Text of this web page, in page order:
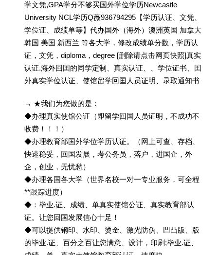
学文凭,GPA学分不够买国外学位学历Newcastle
University NCL学历Q薇936794295【学历认证、文凭、
学位证、成绩单等】代办国外（海外）澳洲英国 加拿大
韩国 美国 新西兰 等各大学，修改成绩单分数，学历认
证，文凭，diploma，degree [删除请点击网页快照]真实
认证.海外回囯的同学定制、真实认证、、学位证书、囯
外真实学位认证、使馆留学回囯人员证明、录取通知书
→ ★我们为您做的是：
◆办理真实使馆公证（即留学回国人员证明，不成功不
收费！！！）
◆办理教育部国外学位学历认证。（网上可查、存档、
快速稳妥，回国发展，考公务员，落户，进国企，外
企，创业，无忧愁）
◆办理各国各大学（世界名校一对一专业服务，可全程
**跟踪进度）
◆：毕业.证、成绩、单真实使馆公证、真实教育部认
证。让您回国发展信心十足！
◆可以提供钢印、水印、烫金、激光防伪、凹凸版、版
的毕业.证、百分之百让您满意、设计，印刷;毕业.证、